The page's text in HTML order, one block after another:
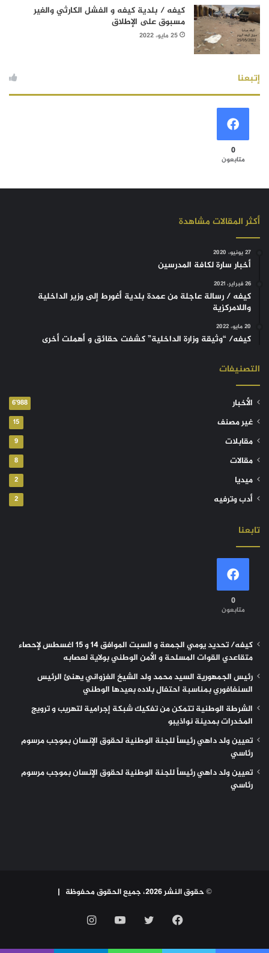
كيفه / بلدية كيفه و الفشل الكارثي والغير
مسبوق على الإطلاق
25 مايو، 2022
إتبعنا
0
متابعون
أكثر المقالات مشاهدة
27 يونيو، 2020
أخبار سارة لكافة المدرسين
26 فبراير، 2021
كيفه / رسالة عاجلة من عمدة بلدية أغورط إلى وزير الداخلية
واللامركزية
20 مايو، 2022
كيفه/ “وثيقة وزارة الداخلية” كشفت حقائق و أهملت أخرى
التصنيفات
الأخبار 6٬988
غير مصنف 15
مقابلات 9
مقالات 8
ميديا 2
أدب وترفيه 2
تابعنا
0
متابعون
كيفه/ تحديد يومي الجمعة و السبت الموافق 14 و 15 اغسطس لإحصاء
متقاعدي القوات المسلحة و الأمن الوطني بولاية لعصابه
رئيس الجمهورية السيد محمد ولد الشيخ الغزواني يهنئ الرئيس
السنغافوري بمناسبة احتفال بلاده بعيدها الوطني
الشرطة الوطنية تتمكن من تفكيك شبكة إجرامية لتهريب و ترويج
المخدرات بمدينة نواذيبو
تعيين ولد داهي رئيساً للجنة الوطنية لحقوق الإنسان بموجب مرسوم
رئاسي
تعيين ولد داهي رئيساً للجنة الوطنية لحقوق الإنسان بموجب مرسوم
رئاسي
© حقوق النشر 2026، جميع الحقوق محفوظة |
فيسبوك تويتر يوتيوب